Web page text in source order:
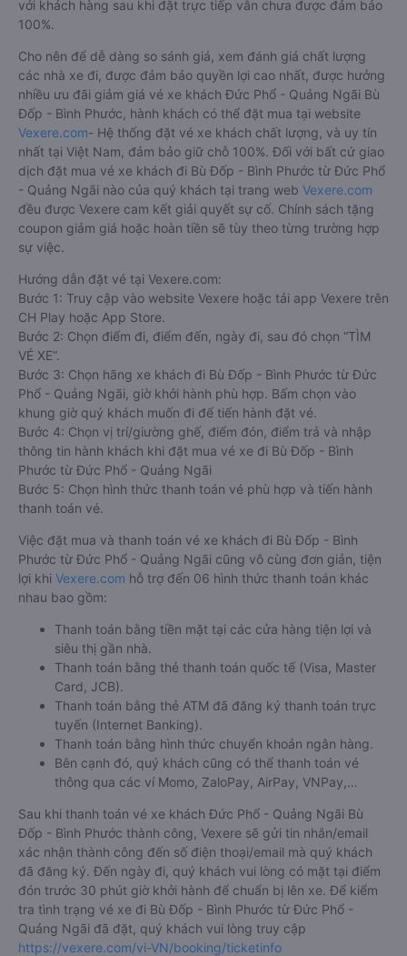
với khách hàng sau khi đặt trực tiếp vẫn chưa được đảm bảo
100%.
Cho nên để dễ dàng so sánh giá, xem đánh giá chất lượng
các nhà xe đi, được đảm bảo quyền lợi cao nhất, được hưởng
nhiều ưu đãi giảm giá vé xe khách Đức Phổ - Quảng Ngãi Bù
Đốp - Bình Phước, hành khách có thể đặt mua tại website
Vexere.com- Hệ thống đặt vé xe khách chất lượng, và uy tín
nhất tại Việt Nam, đảm bảo giữ chỗ 100%. Đối với bất cứ giao
dịch đặt mua vé xe khách đi Bù Đốp - Bình Phước từ Đức Phổ
- Quảng Ngãi nào của quý khách tại trang web Vexere.com
đều được Vexere cam kết giải quyết sự cố. Chính sách tặng
coupon giảm giá hoặc hoàn tiền sẽ tùy theo từng trường hợp
sự việc.
Hướng dẫn đặt vé tại Vexere.com:
Bước 1: Truy cập vào website Vexere hoặc tải app Vexere trên
CH Play hoặc App Store.
Bước 2: Chọn điểm đi, điểm đến, ngày đi, sau đó chọn “TÌM
VÉ XE”.
Bước 3: Chọn hãng xe khách đi Bù Đốp - Bình Phước từ Đức
Phổ - Quảng Ngãi, giờ khởi hành phù hợp. Bấm chọn vào
khung giờ quý khách muốn đi để tiến hành đặt vé.
Bước 4: Chọn vị trí/giường ghế, điểm đón, điểm trả và nhập
thông tin hành khách khi đặt mua vé xe đi Bù Đốp - Bình
Phước từ Đức Phổ - Quảng Ngãi
Bước 5: Chọn hình thức thanh toán vé phù hợp và tiến hành
thanh toán vé.
Việc đặt mua và thanh toán vé xe khách đi Bù Đốp - Bình
Phước từ Đức Phổ - Quảng Ngãi cũng vô cùng đơn giản, tiện
lợi khi Vexere.com hỗ trợ đến 06 hình thức thanh toán khác
nhau bao gồm:
Thanh toán bằng tiền mặt tại các cửa hàng tiện lợi và
siêu thị gần nhà.
Thanh toán bằng thẻ thanh toán quốc tế (Visa, Master
Card, JCB).
Thanh toán bằng thẻ ATM đã đăng ký thanh toán trực
tuyến (Internet Banking).
Thanh toán bằng hình thức chuyển khoản ngân hàng.
Bên cạnh đó, quý khách cũng có thể thanh toán vé
thông qua các ví Momo, ZaloPay, AirPay, VNPay,…
Sau khi thanh toán vé xe khách Đức Phổ - Quảng Ngãi Bù
Đốp - Bình Phước thành công, Vexere sẽ gửi tin nhắn/email
xác nhận thành công đến số điện thoại/email mà quý khách
đã đăng ký. Đến ngày đi, quý khách vui lòng có mặt tại điểm
đón trước 30 phút giờ khởi hành để chuẩn bị lên xe. Để kiểm
tra tình trạng vé xe đi Bù Đốp - Bình Phước từ Đức Phổ -
Quảng Ngãi đã đặt, quý khách vui lòng truy cập
https://vexere.com/vi-VN/booking/ticketinfo